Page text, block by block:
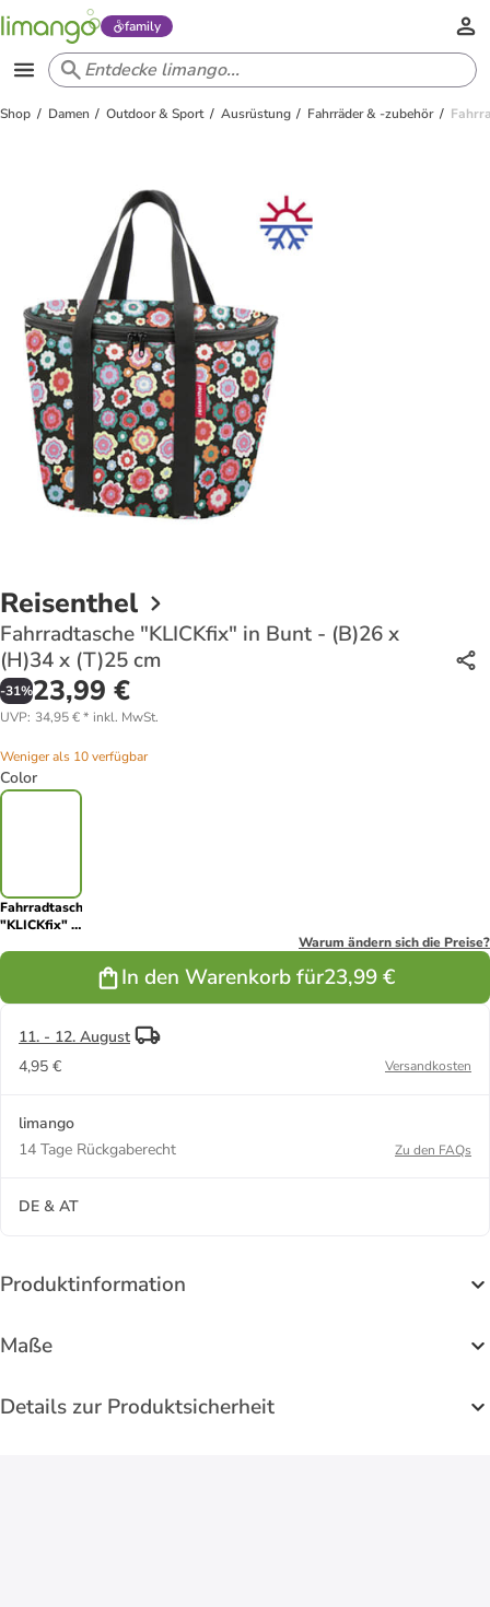
family
Shop Damen Outdoor & Sport Ausrüstung Fahrräder & -zubehör
Reisenthel
Fahrradtasche "KLICKfix" in Bunt - (B)26 x
(H)34 x (T)25 cm
-31%23,99 €
UVP: 34,95 €* inkl. MwSt.
Weniger als 10 verfügbar
Color
Fahrradtasche
"KLICKfix" in
Warum ändern sich die Preise?
In den Warenkorb für23,99 €
11. - 12. August
4,95 €
Versandkosten
limango
14 Tage Rückgaberecht
Zu den FAQs
DE & AT
Produktinformation
Maße
Details zur Produktsicherheit